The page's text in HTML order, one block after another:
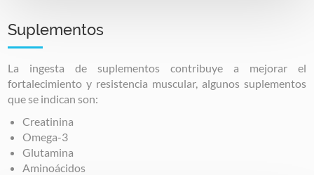
Suplementos
La ingesta de suplementos contribuye a mejorar el
fortalecimiento y resistencia muscular, algunos suplementos
que se indican son:
Creatinina
Omega-3
Glutamina
Aminoácidos